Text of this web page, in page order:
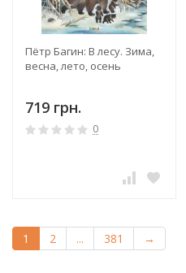
Пётр Багин: В лесу. Зима,
весна, лето, осень
719 грн.
0
1 2 ... 381 →